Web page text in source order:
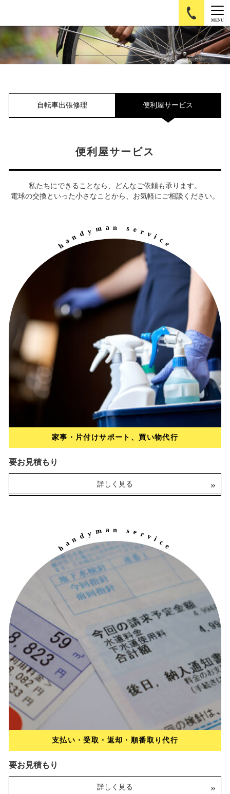
MENU
自転車出張修理 便利屋サービス
e re air
整備・点検
bicyc l
パンク修理
便利屋サービス
私たちにできることなら、どんなご依頼も承ります。
電球の交換といった小さなことから、お気軽にご相談ください。
handym a n s e rvice
家事・片付けサポート、買い物代行
要お見積もり
詳しく見る
handym a n s ervice
支払い・受取・返却・順番取り代行
要お見積もり
詳しく見る